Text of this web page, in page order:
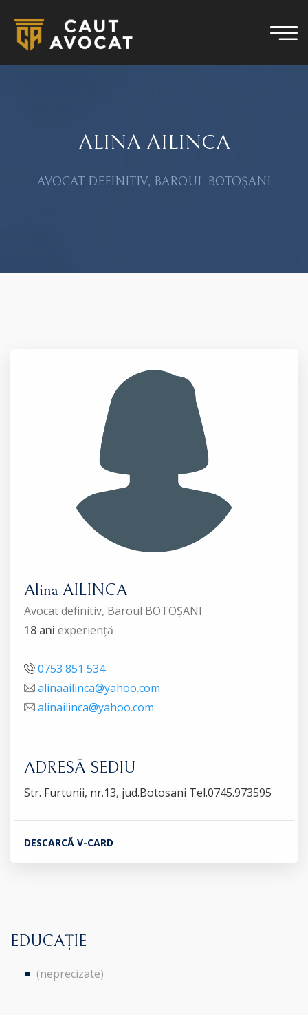
ALINA AILINCA
AVOCAT DEFINITIV, BAROUL BOTOȘANI
Alina AILINCA
Avocat definitiv, Baroul BOTOȘANI
18 ani experiență
0753 851 534
alinaailinca@yahoo.com
alinailinca@yahoo.com
ADRESĂ SEDIU
Str. Furtunii, nr.13, jud.Botosani Tel.0745.973595
DESCARCĂ V-CARD
EDUCAȚIE
(neprecizate)